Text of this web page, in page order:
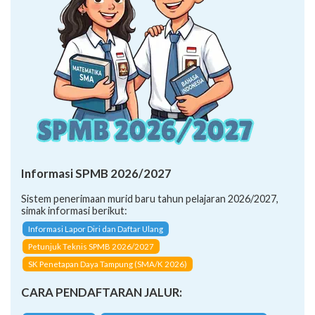
Informasi SPMB 2026/2027
Sistem penerimaan murid baru tahun pelajaran 2026/2027,
simak informasi berikut:
Informasi Lapor Diri dan Daftar Ulang
Petunjuk Teknis SPMB 2026/2027
SK Penetapan Daya Tampung (SMA/K 2026)
CARA PENDAFTARAN JALUR: